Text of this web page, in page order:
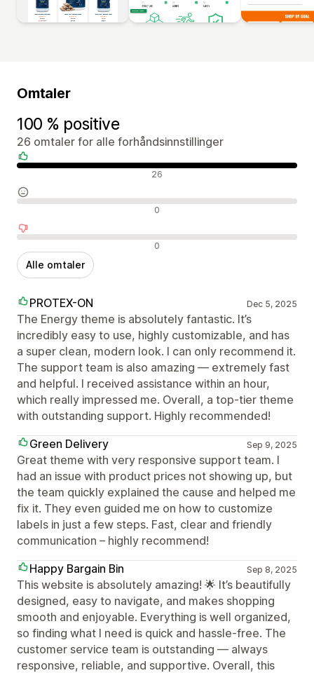
Omtaler
100 % positive
26 omtaler for alle forhåndsinnstillinger
Positive omtaler 26
Nøytrale omtaler 0
Negative omtaler 0
Alle omtaler
PROTEX-ON Dec 5, 2025
The Energy theme is absolutely fantastic. It’s
incredibly easy to use, highly customizable, and has
a super clean, modern look. I can only recommend it.
The support team is also amazing — extremely fast
and helpful. I received assistance within an hour,
which really impressed me. Overall, a top-tier theme
with outstanding support. Highly recommended!
Green Delivery
Sep 9, 2025
Great theme with very responsive support team. I
had an issue with product prices not showing up, but
the team quickly explained the cause and helped me
fix it. They even guided me on how to customize
labels in just a few steps. Fast, clear and friendly
communication – highly recommend!
Happy Bargain Bin
Sep 8, 2025
This website is absolutely amazing! 🌟 It’s beautifully
designed, easy to navigate, and makes shopping
smooth and enjoyable. Everything is well organized,
so finding what I need is quick and hassle-free. The
customer service team is outstanding — always
responsive, reliable, and supportive. Overall, this